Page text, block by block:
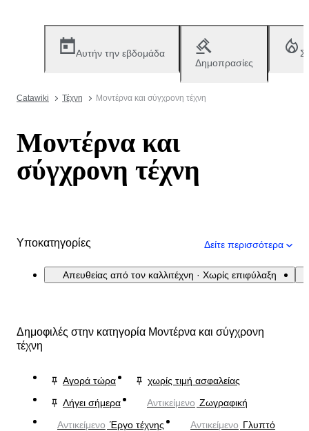
Αυτήν την εβδομάδα
Δημοπρασίες
Catawiki Τέχνη Μοντέρνα και σύγχρονη τέχνη
Μοντέρνα και
σύγχρονη τέχνη
Υποκατηγορίες Δείτε περισσότερα
Απευθείας από τον καλλιτέχνη · Χωρίς επιφύλαξη
Δημοφιλές στην κατηγορία Μοντέρνα και σύγχρονη
τέχνη
Αγορά τώρα
χωρίς τιμή ασφαλείας
Λήγει σήμερα
Αντικείμενο Ζωγραφική
Αντικείμενο Έργο τέχνης Αντικείμενο Γλυπτό